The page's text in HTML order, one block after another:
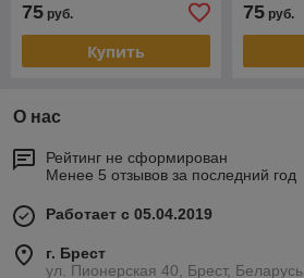
75 руб.
Купить
75руб.
О нас
Рейтинг не сформирован
Менее 5 отзывов за последний год
Работает с 05.04.2019
г. Брест
ул. Пионерская 40, Брест, Беларусь